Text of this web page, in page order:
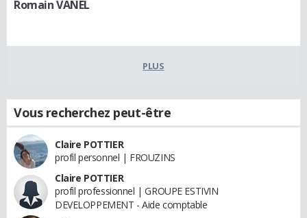
Romain VANEL
PLUS
Vous recherchez peut-être
Claire POTTIER
profil personnel | FROUZINS
Claire POTTIER
profil professionnel | GROUPE ESTIVIN
DEVELOPPEMENT - Aide comptable